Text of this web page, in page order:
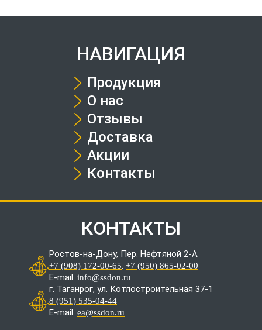
НАВИГАЦИЯ
Продукция
О нас
Отзывы
Доставка
Акции
Контакты
КОНТАКТЫ
Ростов-на-Дону, Пер. Нефтяной 2-А
+7 (908) 172-00-65. +7 (950) 865-02-00
E-mail: info@ssdon.ru
г. Таганрог, ул. Котлостроительная 37-1
8 (951) 535-04-44
E-mail: ea@ssdon.ru